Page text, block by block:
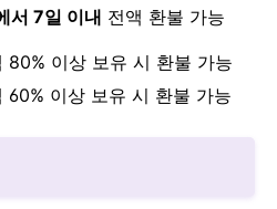
서 7일 이내 전액 환불 가능
80% 이상 보유 시 환불 가능
60% 이상 보유 시 환불 가능